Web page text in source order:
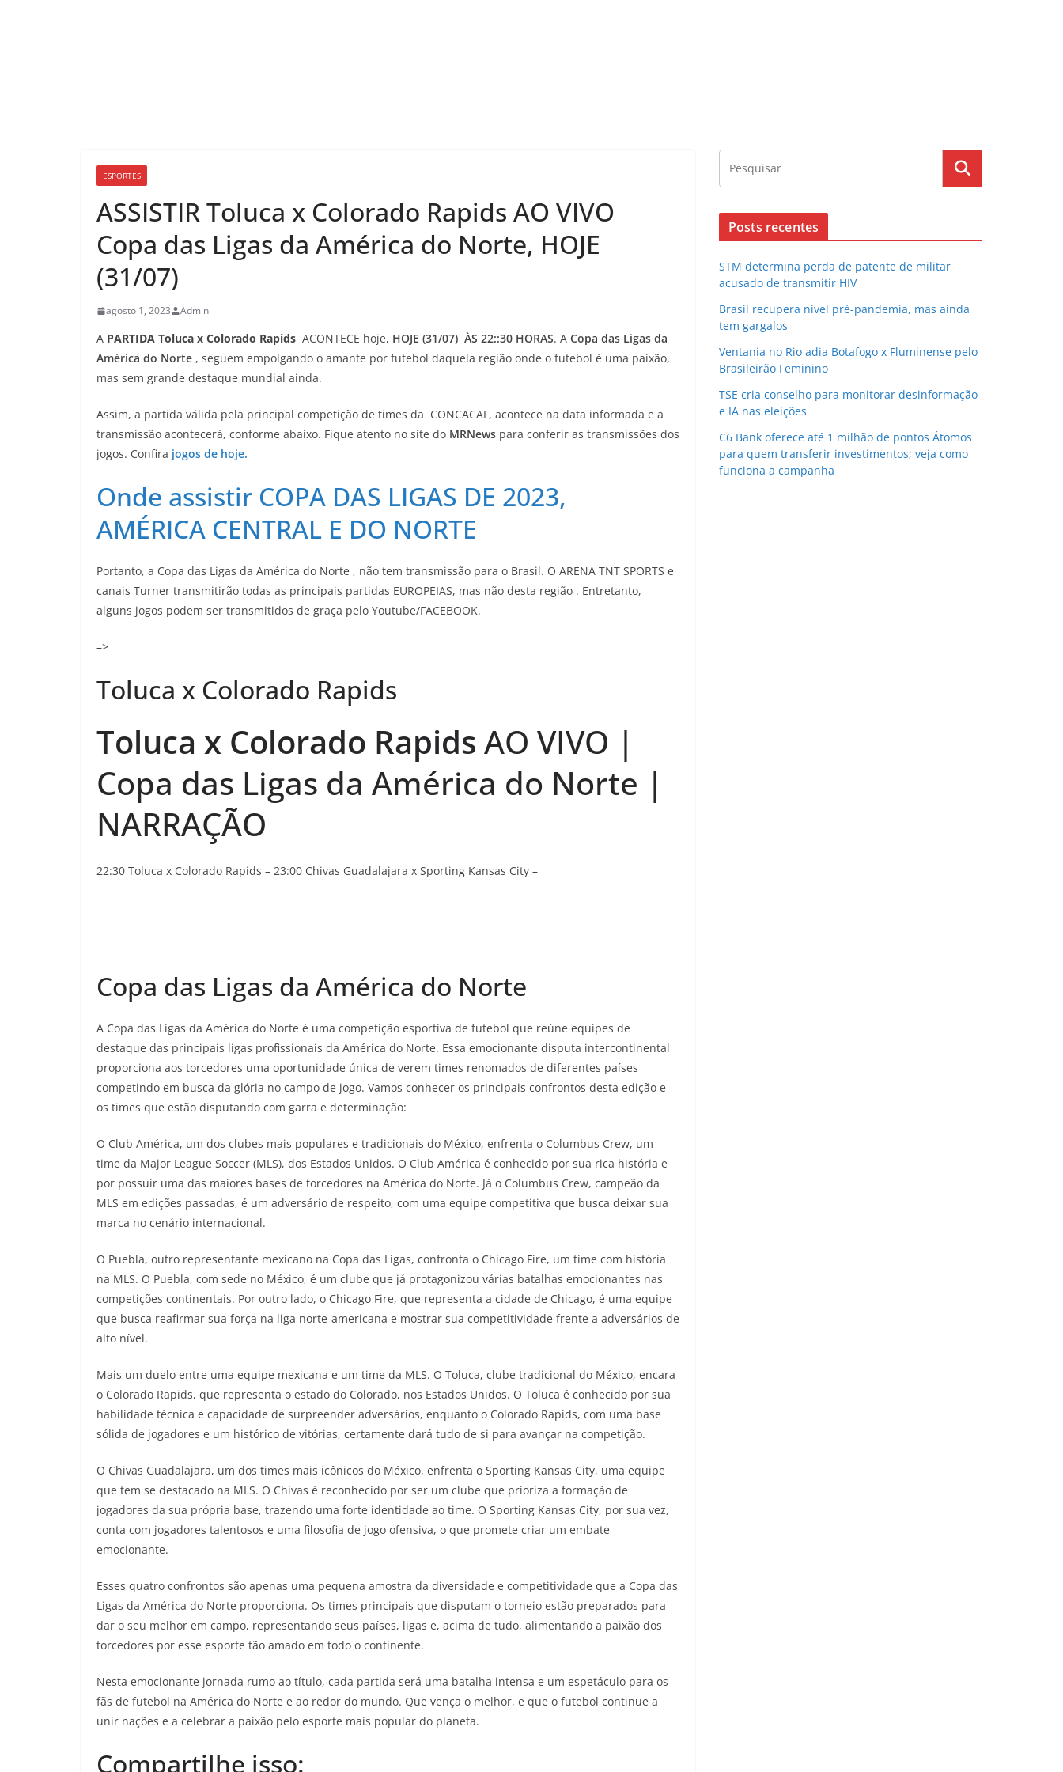
ESPORTES
ASSISTIR Toluca x Colorado Rapids AO VIVO
Copa das Ligas da América do Norte, HOJE
(31/07)
agosto 1, 2023 Admin
A PARTIDA Toluca x Colorado Rapids ACONTECE hoje, HOJE (31/07) ÀS 22::30 HORAS. A Copa das Ligas da
América do Norte , seguem empolgando o amante por futebol daquela região onde o futebol é uma paixão,
mas sem grande destaque mundial ainda.
Assim, a partida válida pela principal competição de times da CONCACAF, acontece na data informada e a
transmissão acontecerá, conforme abaixo. Fique atento no site do MRNews para conferir as transmissões dos
jogos. Confira jogos de hoje.
Onde assistir COPA DAS LIGAS DE 2023,
AMÉRICA CENTRAL E DO NORTE
Portanto, a Copa das Ligas da América do Norte , não tem transmissão para o Brasil. O ARENA TNT SPORTS e
canais Turner transmitirão todas as principais partidas EUROPEIAS, mas não desta região . Entretanto,
alguns jogos podem ser transmitidos de graça pelo Youtube/FACEBOOK.
–>
Toluca x Colorado Rapids
Toluca x Colorado Rapids AO VIVO |
Copa das Ligas da América do Norte |
NARRAÇÃO
22:30 Toluca x Colorado Rapids – 23:00 Chivas Guadalajara x Sporting Kansas City –
Copa das Ligas da América do Norte
A Copa das Ligas da América do Norte é uma competição esportiva de futebol que reúne equipes de
destaque das principais ligas profissionais da América do Norte. Essa emocionante disputa intercontinental
proporciona aos torcedores uma oportunidade única de verem times renomados de diferentes países
competindo em busca da glória no campo de jogo. Vamos conhecer os principais confrontos desta edição e
os times que estão disputando com garra e determinação:
O Club América, um dos clubes mais populares e tradicionais do México, enfrenta o Columbus Crew, um
time da Major League Soccer (MLS), dos Estados Unidos. O Club América é conhecido por sua rica história e
por possuir uma das maiores bases de torcedores na América do Norte. Já o Columbus Crew, campeão da
MLS em edições passadas, é um adversário de respeito, com uma equipe competitiva que busca deixar sua
marca no cenário internacional.
O Puebla, outro representante mexicano na Copa das Ligas, confronta o Chicago Fire, um time com história
na MLS. O Puebla, com sede no México, é um clube que já protagonizou várias batalhas emocionantes nas
competições continentais. Por outro lado, o Chicago Fire, que representa a cidade de Chicago, é uma equipe
que busca reafirmar sua força na liga norte-americana e mostrar sua competitividade frente a adversários de
alto nível.
Mais um duelo entre uma equipe mexicana e um time da MLS. O Toluca, clube tradicional do México, encara
o Colorado Rapids, que representa o estado do Colorado, nos Estados Unidos. O Toluca é conhecido por sua
habilidade técnica e capacidade de surpreender adversários, enquanto o Colorado Rapids, com uma base
sólida de jogadores e um histórico de vitórias, certamente dará tudo de si para avançar na competição.
O Chivas Guadalajara, um dos times mais icônicos do México, enfrenta o Sporting Kansas City, uma equipe
que tem se destacado na MLS. O Chivas é reconhecido por ser um clube que prioriza a formação de
jogadores da sua própria base, trazendo uma forte identidade ao time. O Sporting Kansas City, por sua vez,
conta com jogadores talentosos e uma filosofia de jogo ofensiva, o que promete criar um embate
emocionante.
Esses quatro confrontos são apenas uma pequena amostra da diversidade e competitividade que a Copa das
Ligas da América do Norte proporciona. Os times principais que disputam o torneio estão preparados para
dar o seu melhor em campo, representando seus países, ligas e, acima de tudo, alimentando a paixão dos
torcedores por esse esporte tão amado em todo o continente.
Nesta emocionante jornada rumo ao título, cada partida será uma batalha intensa e um espetáculo para os
fãs de futebol na América do Norte e ao redor do mundo. Que vença o melhor, e que o futebol continue a
unir nações e a celebrar a paixão pelo esporte mais popular do planeta.
Compartilhe isso:
Posts recentes
STM determina perda de patente de militar
acusado de transmitir HIV
Brasil recupera nível pré-pandemia, mas ainda
tem gargalos
Ventania no Rio adia Botafogo x Fluminense pelo
Brasileirão Feminino
TSE cria conselho para monitorar desinformação
e IA nas eleições
C6 Bank oferece até 1 milhão de pontos Átomos
para quem transferir investimentos; veja como
funciona a campanha